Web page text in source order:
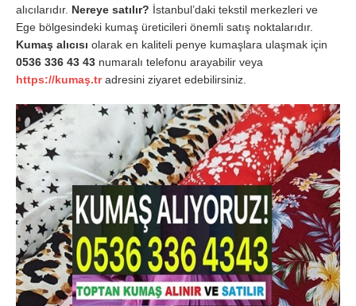
alıcılarıdır. Nereye satılır? İstanbul’daki tekstil merkezleri ve
Ege bölgesindeki kumaş üreticileri önemli satış noktalarıdır.
Kumaş alıcısı olarak en kaliteli penye kumaşlara ulaşmak için
0536 336 43 43 numaralı telefonu arayabilir veya
https://kumaş.tradresini ziyaret edebilirsiniz.